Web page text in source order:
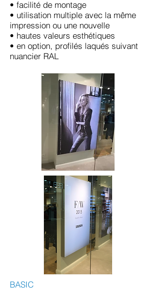
• facilité de montage
• utilisation multiple avec la même
impression ou une nouvelle
• hautes valeurs esthétiques
• en option, profilés laqués suivant
nuancier RAL
BASIC